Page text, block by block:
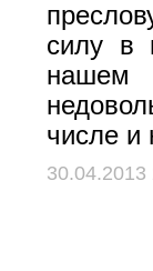
силу в
нашем
числе и
30.04.2013